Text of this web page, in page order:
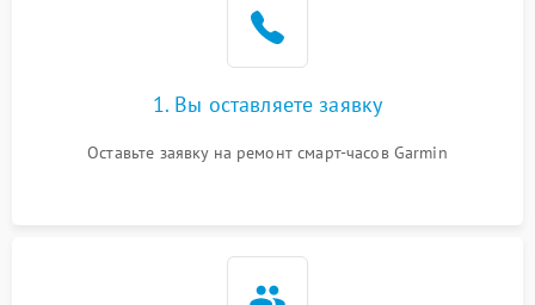
1. Вы оставляете заявку
Оставьте заявку на ремонт смарт-часов Garmin